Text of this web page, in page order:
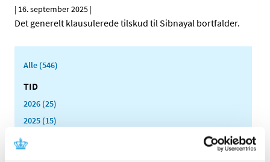
| 16. september 2025 |
Det generelt klausulerede tilskud til Sibnayal bortfalder.
Alle (546)
TID
2026 (25)
2025 (15)